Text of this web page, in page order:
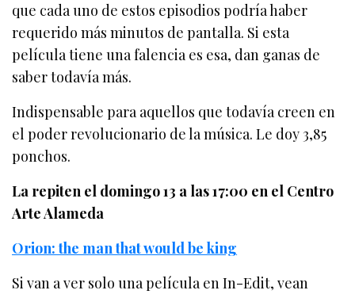
que cada uno de estos episodios podría haber
requerido más minutos de pantalla. Si esta
película tiene una falencia es esa, dan ganas de
saber todavía más.
Indispensable para aquellos que todavía creen en
el poder revolucionario de la música. Le doy 3,85
ponchos.
La repiten el domingo 13 a las 17:00 en el Centro
Arte Alameda
Orion: the man that would be king
Si van a ver solo una película en In-Edit, vean